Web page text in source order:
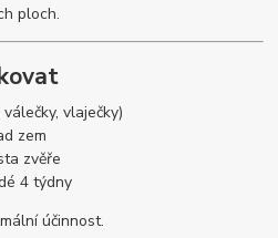
ploch.
vlaječky)
zem
zvěře
4 týdny
účinnost.